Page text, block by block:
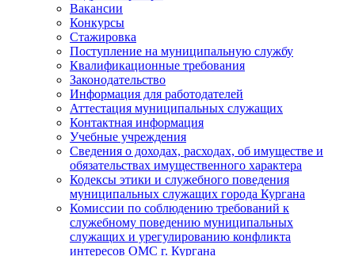
Вакансии
Конкурсы
Стажировка
Поступление на муниципальную службу
Квалификационные требования
Законодательство
Информация для работодателей
Аттестация муниципальных служащих
Контактная информация
Учебные учреждения
Сведения о доходах, расходах, об имуществе и
обязательствах имущественного характера
Кодексы этики и служебного поведения
муниципальных служащих города Кургана
Комиссии по соблюдению требований к
служебному поведению муниципальных
служащих и урегулированию конфликта
интересов ОМС г. Кургана